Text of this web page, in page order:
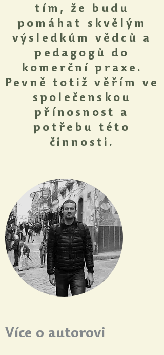
tím, že budu
pomáhat skvělým
výsledkům vědců a
pedagogů do
komerční praxe.
Pevně totiž věřím ve
společenskou
přínosnost a
potřebu této
činnosti.
Více o autorovi